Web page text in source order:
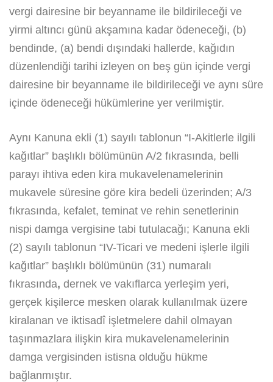
vergi dairesine bir beyanname ile bildirileceği ve
yirmi altıncı günü akşamına kadar ödeneceği, (b)
bendinde, (a) bendi dışındaki hallerde, kağıdın
düzenlendiği tarihi izleyen on beş gün içinde vergi
dairesine bir beyanname ile bildirileceği ve aynı süre
içinde ödeneceği hükümlerine yer verilmiştir.
Aynı Kanuna ekli (1) sayılı tablonun “I-Akitlerle ilgili
kağıtlar” başlıklı bölümünün A/2 fıkrasında, belli
parayı ihtiva eden kira mukavelenamelerinin
mukavele süresine göre kira bedeli üzerinden; A/3
fıkrasında, kefalet, teminat ve rehin senetlerinin
nispi damga vergisine tabi tutulacağı; Kanuna ekli
(2) sayılı tablonun “IV-Ticari ve medeni işlerle ilgili
kağıtlar” başlıklı bölümünün (31) numaralı
fıkrasında, dernek ve vakıflarca yerleşim yeri,
gerçek kişilerce mesken olarak kullanılmak üzere
kiralanan ve iktisadî işletmelere dahil olmayan
taşınmazlara ilişkin kira mukavelenamelerinin
damga vergisinden istisna olduğu hükme
bağlanmıştır.